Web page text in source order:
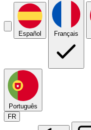
Español Français
Português
FR